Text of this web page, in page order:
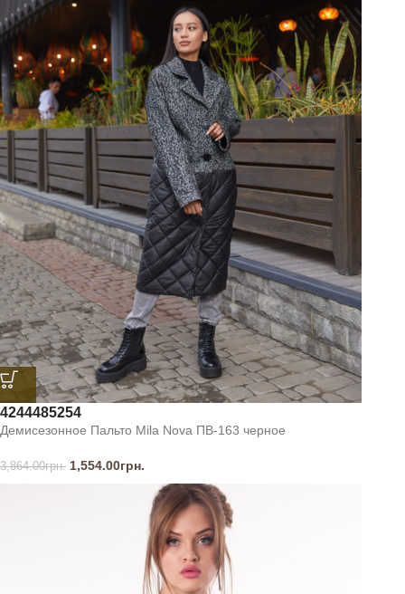
4244485254
Демисезонное Пальто Mila Nova ПВ-163 черное
3,864.00грн. 1,554.00грн.